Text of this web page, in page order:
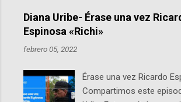
la vida cotidiana. Este evento, organizado
Planetario de Bogotá del Idartes y la
Andes, reúne a expertos como el
Colombia y líderes del sector
por qué importa en Bogotá ActInSpace
competencia mundial que opera en más
Diana Uribe- Érase una vez
Espinosa «Richi»
febrero 05, 2022
Érase una vez Ricardo
Compartimos este